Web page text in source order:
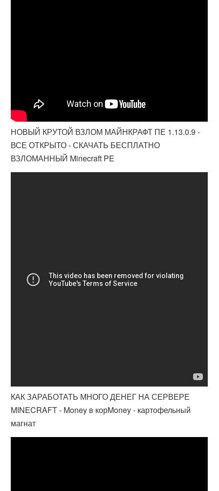
НОВЫЙ КРУТОЙ ВЗЛОМ МАЙНКРАФТ ПЕ 1.13.0.9 -
ВСЕ ОТКРЫТО - СКАЧАТЬ БЕСПЛАТНО
ВЗЛОМАННЫЙ Minecraft PE
КАК ЗАРАБОТАТЬ МНОГО ДЕНЕГ НА СЕРВЕРЕ
MINECRAFT - Money в корMoney - картофельный
магнат